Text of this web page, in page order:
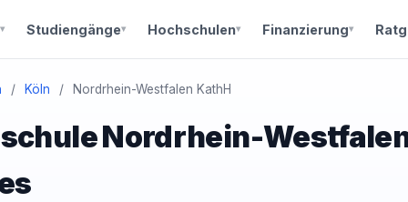
Studiengänge Hochschulen Finanzierung
/ Köln / Nordrhein-Westfalen KathH
Nordrhein-